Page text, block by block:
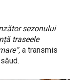
sezonului
traseele
a transmis